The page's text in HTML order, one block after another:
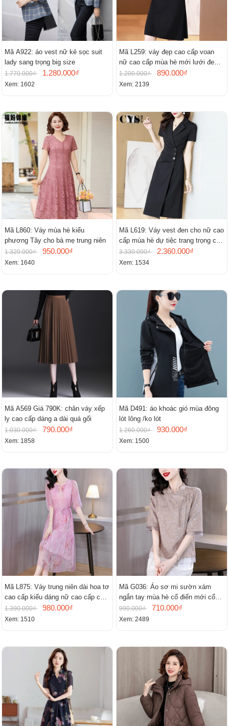
Mã A922: áo vest nữ kẻ sọc suit
lady sang trọng big size
1.770.000₫ 1.280.000₫
Xem: 1602
Mã L259: váy đẹp cao cấp voan
nữ cao cấp mùa hè mới lưới đen
cao cấp khí chất nhỏ tay ngắn
1.200.000₫ 890.000₫
Xem: 2139
Mã L860: Váy mùa hè kiểu
phương Tây cho bà mẹ trung niên
1.320.000₫ 950.000₫
Xem: 1640
Mã L619: Váy vest đen cho nữ cao
cấp mùa hè dự tiệc trang trọng cao
cấp
3.330.000₫ 2.360.000₫
Xem: 1534
Mã A569 Giá 790K: chân váy xếp
ly cao cấp dáng a dài quá gối
1.030.000₫ 790.000₫
Xem: 1858
Mã D491: áo khoác gió mùa đông
lót lông /ko lót
1.260.000₫ 930.000₫
Xem: 1500
Mã L875: Váy trung niên dài hoa tơ
cao cấp kiểu dáng nữ cao cấp cao
cấp thần
1.390.000₫ 980.000₫
Xem: 1510
Mã G036: Áo sơ mi sườn xám
ngắn tay mùa hè cổ điển mới cổ
đứng
990.000₫ 710.000₫
Xem: 2489